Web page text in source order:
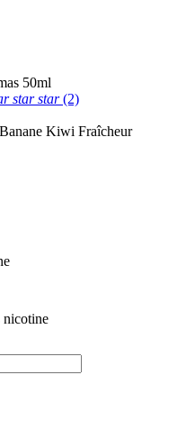
50ml
starstar(2)
Banane Kiwi Fraîcheur
nicotine